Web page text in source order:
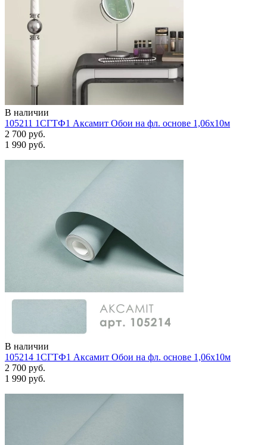
В наличии
105211 1СГТФ1 Аксамит Обои на фл. основе 1,06х10м
2 700 руб.
1 990 руб.
В наличии
105214 1СГТФ1 Аксамит Обои на фл. основе 1,06х10м
2 700 руб.
1 990 руб.